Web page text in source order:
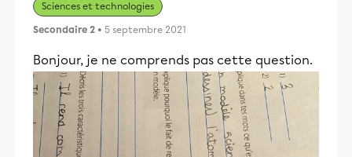
Sciences et technologies
Secondaire 2 • 5 septembre 2021
Bonjour, je ne comprends pas cette question.